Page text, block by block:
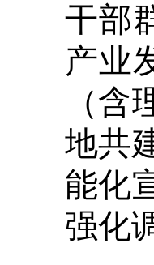
干部
产业
（
地共
能化
强化